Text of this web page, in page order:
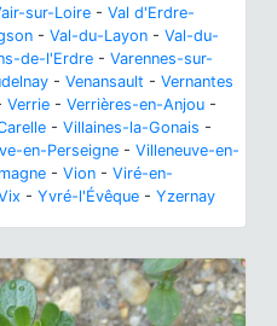
sur-Loire - Val d'Erdre-
- Val-du-Layon - Val-du-
de-l'Erdre - Varennes-sur-
- Venansault - Vernantes
Verrie - Verrières-en-Anjou -
- Villaines-la-Gonais -
en-Perseigne - Villeneuve-en-
- Vion - Viré-en-
- Yvré-l'Évêque - Yzernay